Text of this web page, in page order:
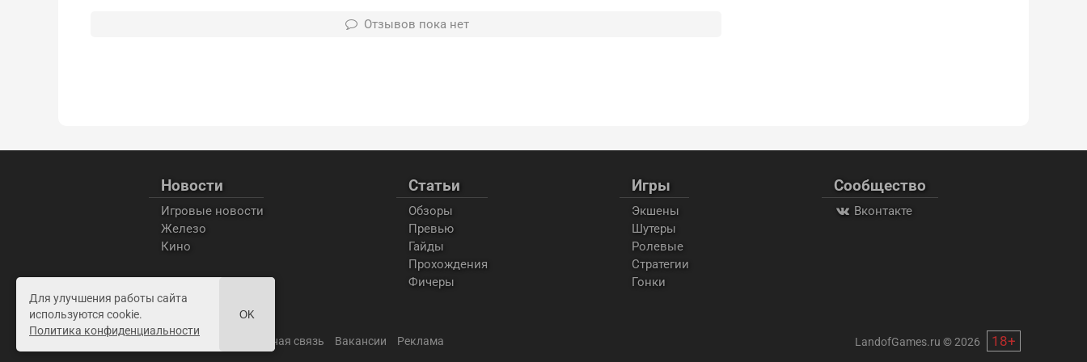
Отзывов пока нет
Для улучшения работы сайта
используются cookie.
Политика конфиденциальности
OK
Новости
Игровые новости
Железо
Кино
Статьи
Обзоры
Превью
Гайды
Прохождения
Фичеры
Игры
Экшены
Шутеры
Ролевые
Стратегии
Гонки
Сообщество
Вконтакте
Пользовательское соглашение Обратная связь Вакансии Реклама LandofGames.ru ©2026 18+